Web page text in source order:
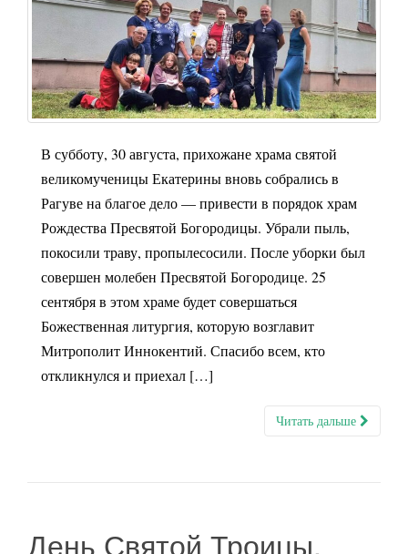
В субботу, 30 августа, прихожане храма святой
великомученицы Екатерины вновь собрались в
Рагуве на благое дело — привести в порядок храм
Рождества Пресвятой Богородицы. Убрали пыль,
покосили траву, пропылесосили. После уборки был
совершен молебен Пресвятой Богородице. 25
сентября в этом храме будет совершаться
Божественная литургия, которую возглавит
Митрополит Иннокентий. Спасибо всем, кто
откликнулся и приехал […]
Читать дальше
День Святой Троицы.